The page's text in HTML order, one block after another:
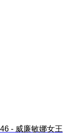
- 威廉敏娜女王